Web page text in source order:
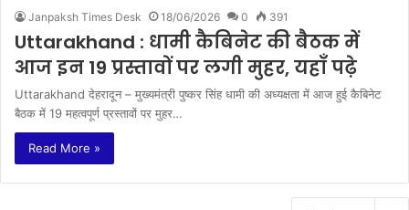
Janpaksh Times Desk 18/06/2026 0 391
Uttarakhand : धामी कैबिनेट की बैठक में
आज इन 19 प्रस्तावों पर लगी मुहर, यहाँ पढ़े
Uttarakhand देहरादून – मुख्यमंत्री पुष्कर सिंह धामी की अध्यक्षता में आज हुई कैबिनेट
बैठक में 19 महत्वपूर्ण प्रस्तावों पर मुहर…
Read More »